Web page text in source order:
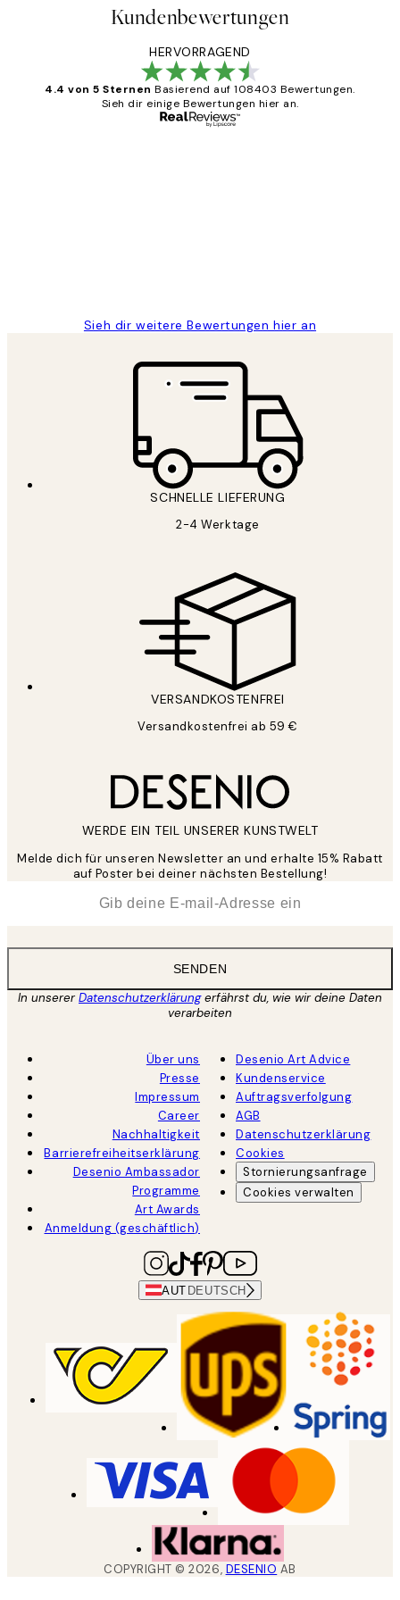
Kundenbewertungen
HERVORRAGEND
4.4 von 5 Sternen Basierend auf 108403 Bewertungen.
Sieh dir einige Bewertungen hier an.
Sieh dir weitere Bewertungen hier an
SCHNELLE LIEFERUNG
2-4 Werktage
VERSANDKOSTENFREI
Versandkostenfrei ab 59 €
WERDE EIN TEIL UNSERER KUNSTWELT
Melde dich für unseren Newsletter an und erhalte 15% Rabatt
auf Poster bei deiner nächsten Bestellung!
SENDEN
In unsererDatenschutzerklärungerfährst du, wie wir deine Daten
verarbeiten
Über uns
Presse
Impressum
Career
Nachhaltigkeit
Barrierefreiheitserklärung
Desenio Ambassador
Programme
Art Awards
Anmeldung (geschäftlich)
Desenio Art Advice
Kundenservice
Auftragsverfolgung
AGB
Datenschutzerklärung
Cookies
Stornierungsanfrage
Cookies verwalten
AUT DEUTSCH
COPYRIGHT ©2026, DESENIO AB